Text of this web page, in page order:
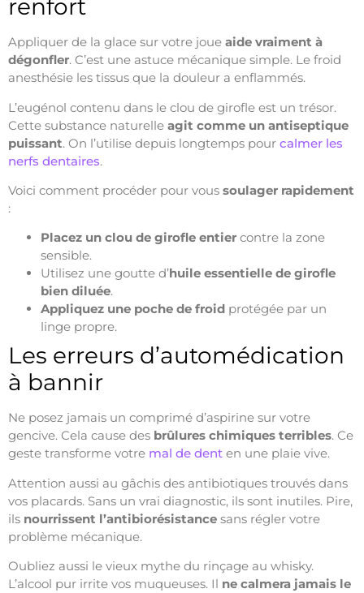
renfort
Appliquer de la glace sur votre joue aide vraiment à
dégonfler. C’est une astuce mécanique simple. Le froid
anesthésie les tissus que la douleur a enflammés.
L’eugénol contenu dans le clou de girofle est un trésor.
Cette substance naturelle agit comme un antiseptique
puissant. On l’utilise depuis longtemps pour calmer les
nerfs dentaires.
Voici comment procéder pour vous soulager rapidement
:
Placez un clou de girofle entier contre la zone
sensible.
Utilisez une goutte d’huile essentielle de girofle
bien diluée.
Appliquez une poche de froid protégée par un
linge propre.
Les erreurs d’automédication
à bannir
Ne posez jamais un comprimé d’aspirine sur votre
gencive. Cela cause des brûlures chimiques terribles. Ce
geste transforme votre mal de dent en une plaie vive.
Attention aussi au gâchis des antibiotiques trouvés dans
vos placards. Sans un vrai diagnostic, ils sont inutiles. Pire,
ils nourrissent l’antibiorésistance sans régler votre
problème mécanique.
Oubliez aussi le vieux mythe du rinçage au whisky.
L’alcool pur irrite vos muqueuses. Il ne calmera jamais le